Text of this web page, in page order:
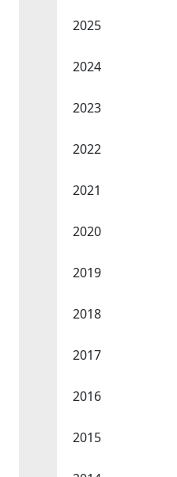
2025
2024
2023
2022
2021
2020
2019
2018
2017
2016
2015